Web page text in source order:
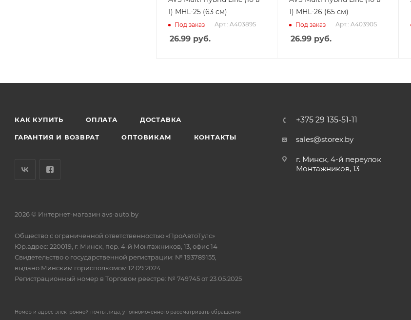
1) MHL-25 (63 см)
Под заказ Арт.: A40389S
26.99 руб.
1) MHL-26 (65 см)
Под заказ Арт.: A40390S
26.99 руб.
КАК КУПИТЬ ОПЛАТА ДОСТАВКА
ГАРАНТИЯ И ВОЗВРАТ ОПТОВИКАМ КОНТАКТЫ
+375 29 135-51-11
sales@storex.by
г. Минск, 4-й переулок
Монтажников, 13
2026 © Интернет-магазин avs-auto.by
Общество с ограниченной ответственностью «ПроАвтоТулс»
Юр.адрес: 220019, г. Минск, пер. 4-й Монтажников, 13, офис 14
Свидетельство о государственной регистрации: № 193789155,
выдано Минским горисполкомом 12.09.2024
Регистрационный номер в Торговом реестре: № 749745 от 23.05.2025
Номер и адрес электронной почты лица, уполномоченного рассматривать обращения